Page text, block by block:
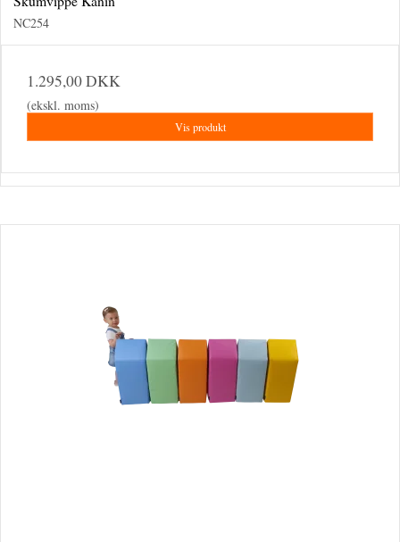
NC254
1.295,00 DKK
(ekskl. moms)
Vis produkt